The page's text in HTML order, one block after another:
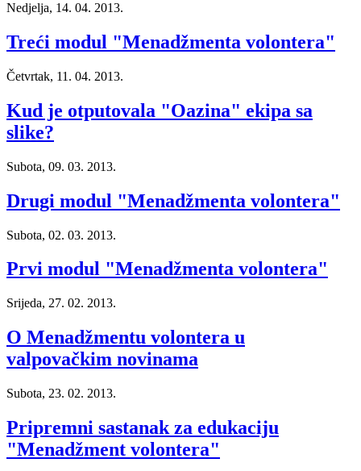
Nedjelja, 14. 04. 2013.
Treći modul "Menadžmenta volontera"
Četvrtak, 11. 04. 2013.
Kud je otputovala "Oazina" ekipa sa
slike?
Subota, 09. 03. 2013.
Drugi modul "Menadžmenta volontera"
Subota, 02. 03. 2013.
Prvi modul "Menadžmenta volontera"
Srijeda, 27. 02. 2013.
O Menadžmentu volontera u
valpovačkim novinama
Subota, 23. 02. 2013.
Pripremni sastanak za edukaciju
"Menadžment volontera"